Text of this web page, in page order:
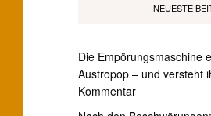
NEUESTE
Die Empörungsmaschine
Austropop – und versteht
Kommentar